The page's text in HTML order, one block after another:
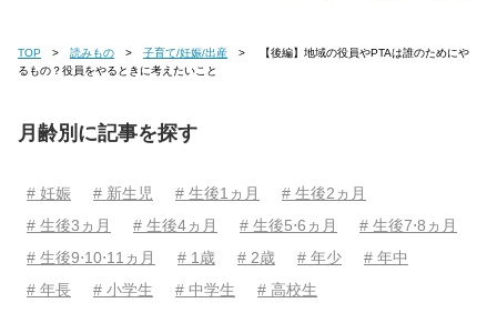
TOP 読みもの 子育て/妊娠/出産
るもの？役員をやるときに考えたいこと
月齢別に記事を探す
# 妊娠 # 新生児 # 生後1ヵ月
# 生後2ヵ月
# 生後3ヵ月
# 生後4ヵ月 # 生後5⋅6ヵ月
# 生後7⋅8ヵ月
# 生後9⋅10⋅11ヵ月
# 1歳 # 2歳 # 年少
# 年中
# 年長
# 小学生 # 中学生 # 高校生